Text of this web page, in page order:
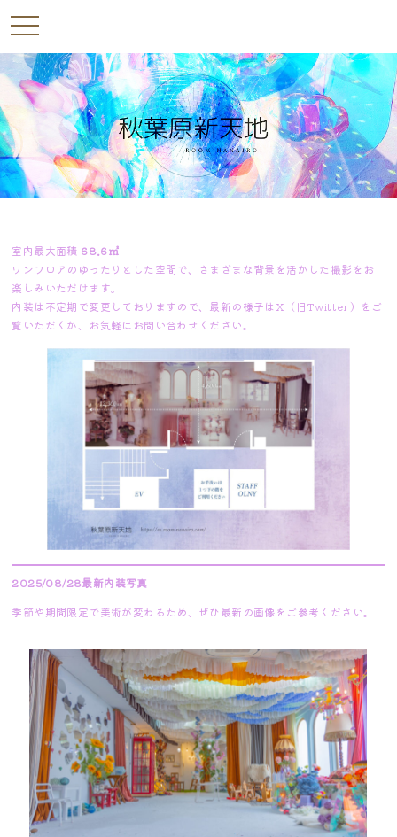
toggle
室内最大面積 68.6㎡
ワンフロアのゆったりとした空間で、さまざまな背景を活かした撮影をお
楽しみいただけます。
内装は不定期で変更しておりますので、最新の様子はX（旧Twitter）をご
覧いただくか、お気軽にお問い合わせください。
2025/08/28最新内装写真
季節や期間限定で美術が変わるため、ぜひ最新の画像をご参考ください。